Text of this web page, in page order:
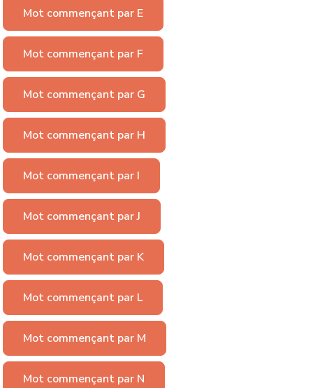
Mot commençant par E
Mot commençant par F
Mot commençant par G
Mot commençant par H
Mot commençant par I
Mot commençant par J
Mot commençant par K
Mot commençant par L
Mot commençant par M
Mot commençant par N